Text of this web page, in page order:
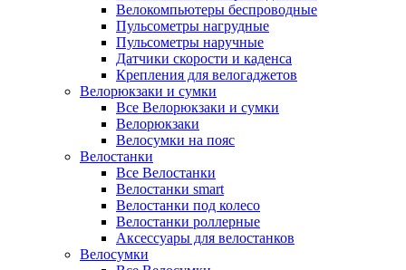
Велокомпьютеры беспроводные
Пульсометры нагрудные
Пульсометры наручные
Датчики скорости и каденса
Крепления для велогаджетов
Велорюкзаки и сумки
Все Велорюкзаки и сумки
Велорюкзаки
Велосумки на пояс
Велостанки
Все Велостанки
Велостанки smart
Велостанки под колесо
Велостанки роллерные
Аксессуары для велостанков
Велосумки